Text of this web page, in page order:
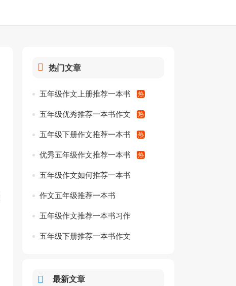
热门文章
五年级作文上册推荐一本书
五年级优秀推荐一本书作文
五年级下册作文推荐一本书
优秀五年级作文推荐一本书
五年级作文如何推荐一本书
作文五年级推荐一本书
五年级作文推荐一本书习作
五年级下册推荐一本书作文
最新文章